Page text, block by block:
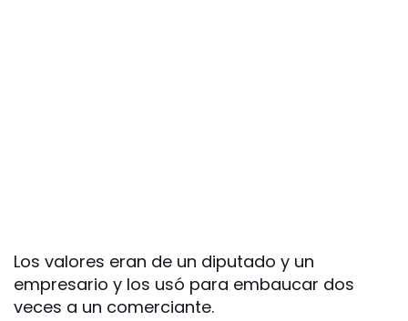
Los valores eran de un diputado y un
empresario y los usó para embaucar dos
veces a un comerciante.